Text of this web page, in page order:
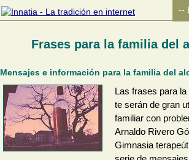
Frases para la familia del
Mensajes e información para la familia del
Las frases para
te serán de gran
familiar con
Arnaldo Rivero
Gimnasia